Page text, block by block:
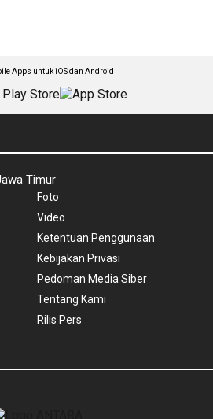
Apps untuk iOS dan Android
Timur
Foto
Video
Ketentuan Penggunaan
Kebijakan Privasi
Pedoman Media Siber
Tentang Kami
Rilis Pers